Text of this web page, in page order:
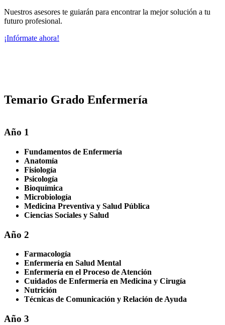
Nuestros asesores te guiarán para encontrar la mejor solución a tu
futuro profesional.
¡Infórmate ahora!
Temario Grado Enfermería
Año 1
Fundamentos de Enfermería
Anatomía
Fisiología
Psicología
Bioquímica
Microbiología
Medicina Preventiva y Salud Pública
Ciencias Sociales y Salud
Año 2
Farmacología
Enfermería en Salud Mental
Enfermería en el Proceso de Atención
Cuidados de Enfermería en Medicina y Cirugía
Nutrición
Técnicas de Comunicación y Relación de Ayuda
Año 3